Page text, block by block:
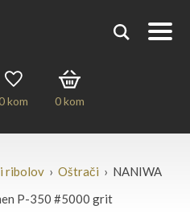
kom 0kom
ribolov› Oštrači › NANIWA
P-350 #5000 grit